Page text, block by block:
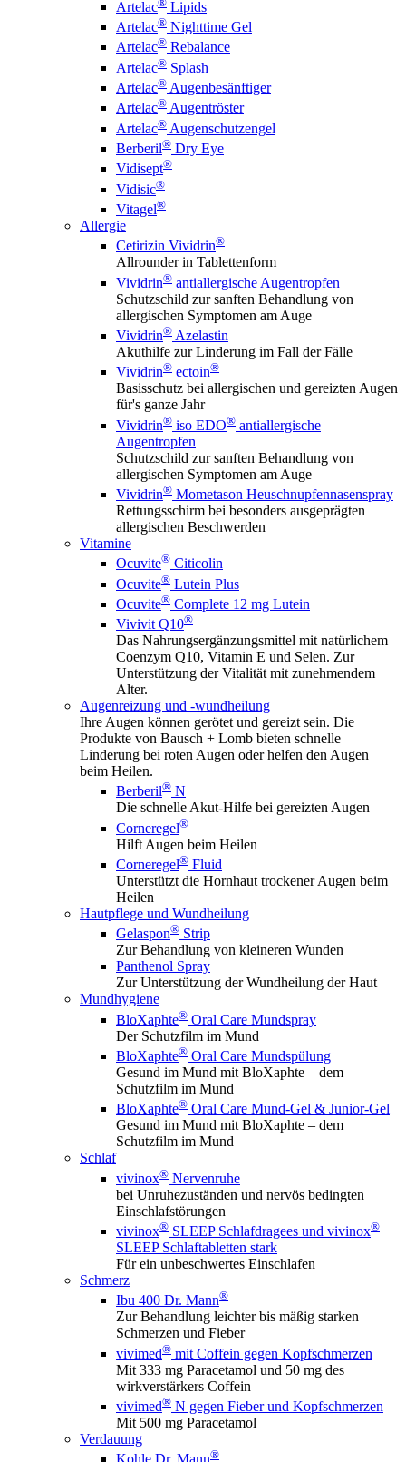
Artelac
Lipids
Artelac® Nighttime Gel
Artelac® Rebalance
Artelac® Splash
Artelac® Augenbesänftiger
Artelac® Augentröster
Artelac® Augenschutzengel
Berberil® Dry Eye
Vidisept®
Vidisic®
Vitagel®
Allergie
Cetirizin Vividrin®
Allrounder in Tablettenform
Vividrin® antiallergische Augentropfen
Schutzschild zur sanften Behandlung von
allergischen Symptomen am Auge
Vividrin® Azelastin
Akuthilfe zur Linderung im Fall der Fälle
Vividrin® ectoin®
Basisschutz bei allergischen und gereizten Augen
für's ganze Jahr
Vividrin® iso EDO® antiallergische
Augentropfen
Schutzschild zur sanften Behandlung von
allergischen Symptomen am Auge
Vividrin® Mometason Heuschnupfennasenspray
Rettungsschirm bei besonders ausgeprägten
allergischen Beschwerden
Vitamine
Ocuvite® Citicolin
Ocuvite® Lutein Plus
Ocuvite® Complete 12 mg Lutein
Vivivit Q10®
Das Nahrungsergänzungsmittel mit natürlichem
Coenzym Q10, Vitamin E und Selen. Zur
Unterstützung der Vitalität mit zunehmendem
Alter.
Augenreizung und -wundheilung
Ihre Augen können gerötet und gereizt sein. Die
Produkte von Bausch + Lomb bieten schnelle
Linderung bei roten Augen oder helfen den Augen
beim Heilen.
Berberil® N
Die schnelle Akut-Hilfe bei gereizten Augen
Corneregel®
Hilft Augen beim Heilen
Corneregel® Fluid
Unterstützt die Hornhaut trockener Augen beim
Heilen
Hautpflege und Wundheilung
Gelaspon® Strip
Zur Behandlung von kleineren Wunden
Panthenol Spray
Zur Unterstützung der Wundheilung der Haut
Mundhygiene
BloXaphte® Oral Care Mundspray
Der Schutzfilm im Mund
BloXaphte® Oral Care Mundspülung
Gesund im Mund mit BloXaphte – dem
Schutzfilm im Mund
BloXaphte® Oral Care Mund-Gel & Junior-Gel
Gesund im Mund mit BloXaphte – dem
Schutzfilm im Mund
Schlaf
vivinox® Nervenruhe
bei Unruhezuständen und nervös bedingten
Einschlafstörungen
vivinox® SLEEP Schlafdragees und vivinox®
SLEEP Schlaftabletten stark
Für ein unbeschwertes Einschlafen
Schmerz
Ibu 400 Dr. Mann®
Zur Behandlung leichter bis mäßig starken
Schmerzen und Fieber
vivimed® mit Coffein gegen Kopfschmerzen
Mit 333 mg Paracetamol und 50 mg des
wirkverstärkers Coffein
vivimed® N gegen Fieber und Kopfschmerzen
Mit 500 mg Paracetamol
Verdauung
®